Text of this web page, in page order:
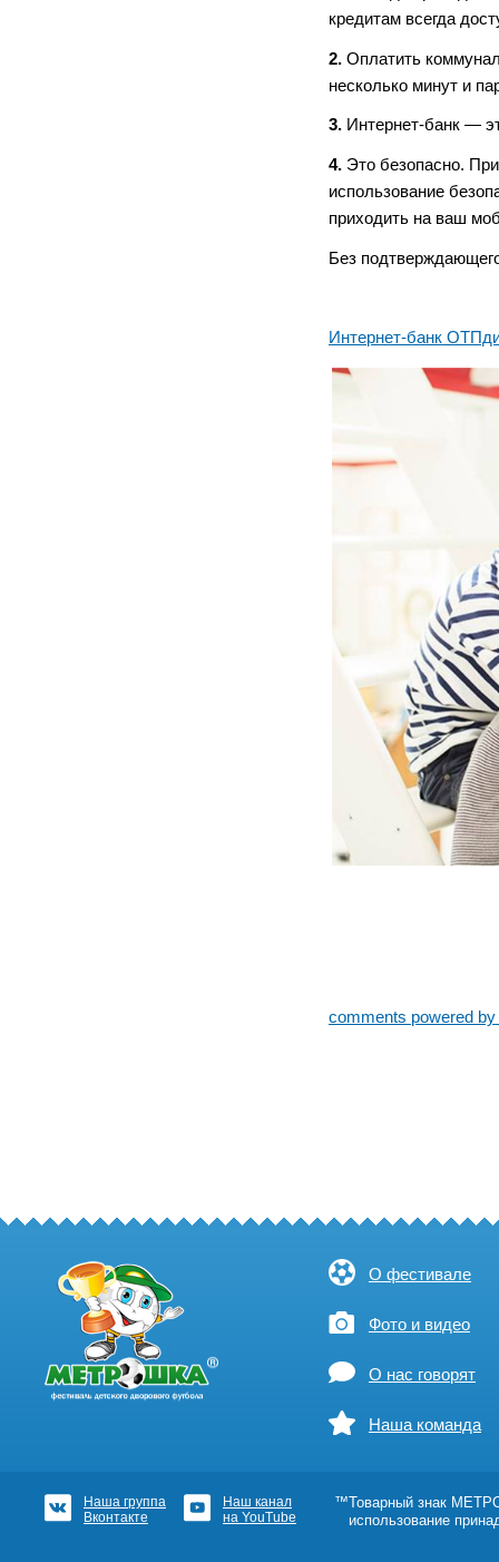
кредитам всегда
2. Оплатить
несколько минут и
3. Интернет-банк —
4. Это безопасно.
использование
приходить на ваш
Без
Интернет-банк
comments powered
О фестивале
Фото и видео
О нас говорят
Наша команда
Наша группа
Вконтакте
Наш канал
на YouTube
™Товарный знак
использование